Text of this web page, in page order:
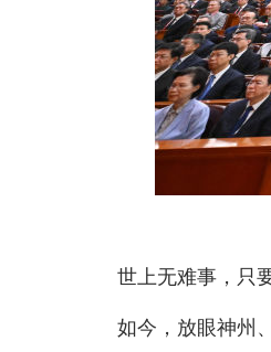
世上无难事，只要
如今，放眼神州、